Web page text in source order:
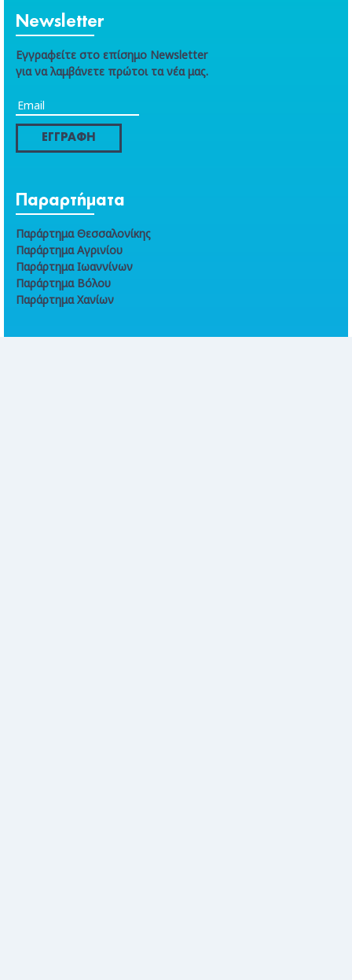
Newsletter
Εγγραφείτε στο επίσημο Newsletter
για να λαμβάνετε πρώτοι τα νέα μας.
ΕΓΓΡΑΦΗ
Παραρτήματα
Παράρτημα Θεσσαλονίκης
Παράρτημα Αγρινίου
Παράρτημα Ιωαννίνων
Παράρτημα Βόλου
Παράρτημα Χανίων